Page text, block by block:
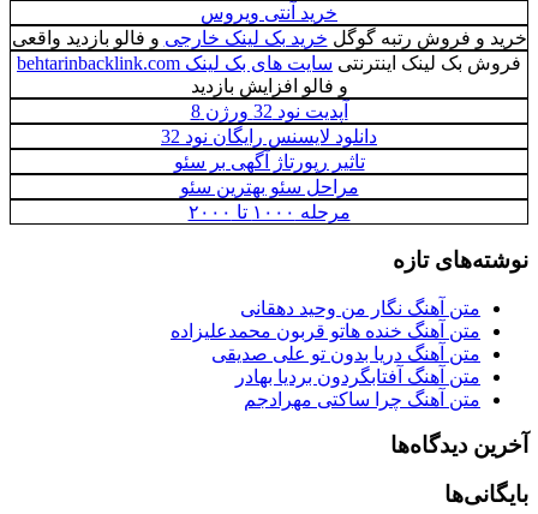
خرید آنتی ویروس
خرید و فروش رتبه گوگل خرید بک لینک خارجی و فالو بازدید واقعی
فروش بک لینک اینترنتی سایت های بک لینک behtarinbacklink.com
و فالو افزایش بازدید
آپدیت نود 32 ورژن 8
دانلود لایسنس رایگان نود 32
تاثیر رپورتاژ آگهی بر سئو
مراحل سئو بهترین سئو
مرحله ۱۰۰۰ تا ۲۰۰۰
نوشته‌های تازه
متن آهنگ نگار من وحید دهقانی
متن آهنگ خنده هاتو قربون محمدعلیزاده
متن آهنگ دریا بدون تو علی صدیقی
متن آهنگ آفتابگردون بردیا بهادر
متن آهنگ چرا ساکتی مهرادجم
آخرین دیدگاه‌ها
بایگانی‌ها